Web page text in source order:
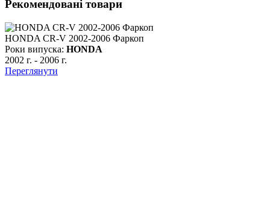
Рекомендовані товари
HONDA CR-V 2002-2006 Фаркоп
Роки випуска: HONDA
2002 г. - 2006 г.
Переглянути